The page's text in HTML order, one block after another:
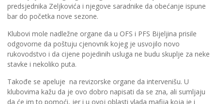
predsjednika Zeljkovića i njegove saradnike da obećanje ispune
bar do početka nove sezone.
Klubovi mole nadležne organe da u OFS i PFS Bijeljina prisile
odgovorne da poštuju cjenovnik kojeg je usvojilo novo
rukovodstvo i da cijene pojedinih usluga ne budu skuplje za neke
stavke i nekoliko puta.
Takođe se apeluje na revizorske organe da intervenišu. U
klubovima kažu da je ovo dobro napisati da se zna, ali sumljaju
da će im to pomoći, jer i u ovoj oblasti vlada mafija koja je i